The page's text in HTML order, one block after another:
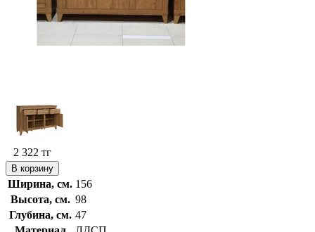
2 322 тг
В корзину
Ширина, см. 156
Высота, см. 98
Глубина, см. 47